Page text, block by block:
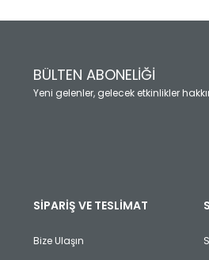
Ürün açıklamasında
Ürün fiyatı diğer sitelerden
Bu ürüne benzer farklı
BÜLTEN ABONELİĞİ
Yeni gelenler, gelecek etkinlikler
SİPARİŞ VE TESLİMAT
Bize Ulaşın